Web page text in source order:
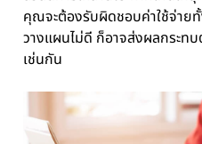
คุณจะต้องรับผิดชอบค่าใช้จ่าย
วางแผนไม่ดี ก็อาจส่งผลกระท
เช่นกัน